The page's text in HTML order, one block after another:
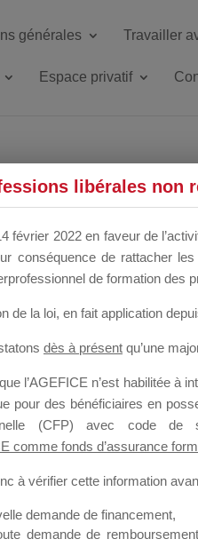
générales Travailler
Espace privatif
d'identification
de l'OF
de l'OF sur la plateforme
de Formation –
libérales non
février 2022 en faveur de
conséquence de rattacher
de formation des
de la loi, en fait application
dès à présent qu’une
l’AGEFICE n’est habilitée à
pour des bénéficiaires en
(CFP) avec code
comme fonds d’assurance
à vérifier cette information
demande de financement,
demande de